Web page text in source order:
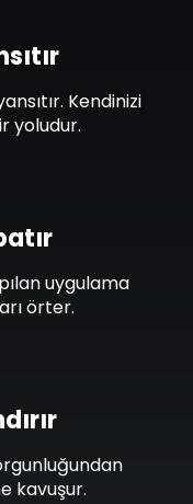
kavuşur.
uygulama
örter.
Kendinizi
yoludur.